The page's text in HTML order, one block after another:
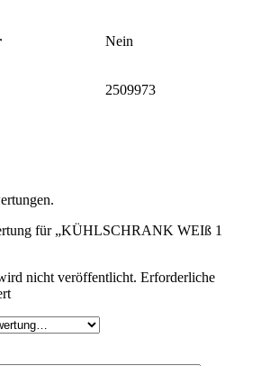
Nein
2509973
für „KÜHLSCHRANK WEIß 1
nicht veröffentlicht. Erforderliche